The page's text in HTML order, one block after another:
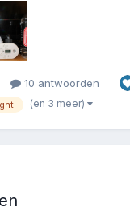
m'n lampen bij te vullen.
zetten op andere
10 antwoorden
(en 3 meer)